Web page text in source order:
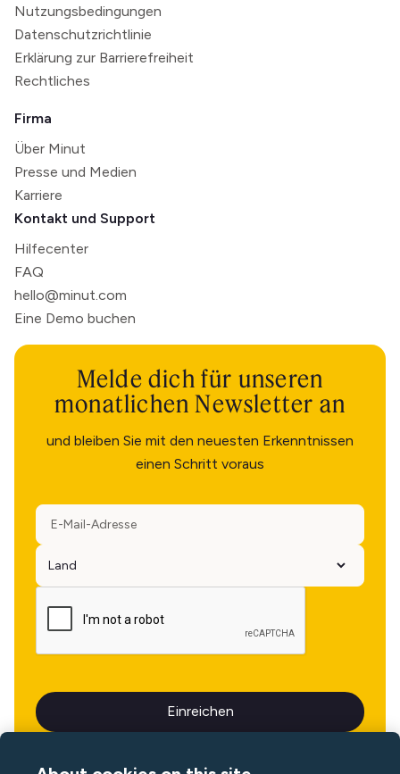
Nutzungsbedingungen
Datenschutzrichtlinie
Erklärung zur Barrierefreiheit
Rechtliches
Firma
Über Minut
Presse und Medien
Karriere
Kontakt und Support
Hilfecenter
FAQ
hello@minut.com
Eine Demo buchen
Melde dich für unseren
monatlichen Newsletter an
und bleiben Sie mit den neuesten Erkenntnissen
einen Schritt voraus